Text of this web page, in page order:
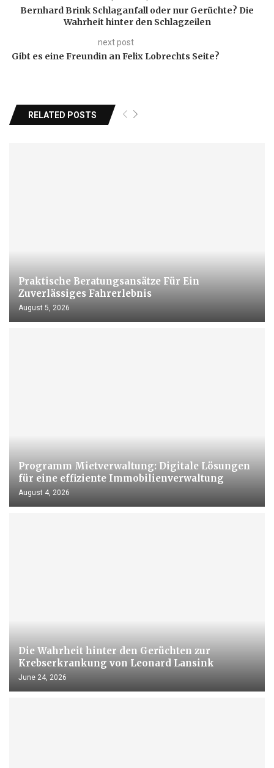
Bernhard Brink Schlaganfall oder nur Gerüchte? Die
Wahrheit hinter den Schlagzeilen
next post
Gibt es eine Freundin an Felix Lobrechts Seite?
RELATED POSTS
Praktische Beratungsansätze Für Ein
Zuverlässiges Fahrerlebnis
August 5, 2026
Programm Mietverwaltung: Digitale Lösungen
für eine effiziente Immobilienverwaltung
August 4, 2026
Die Wahrheit hinter den Gerüchten zur
Krebserkrankung von Leonard Lansink
June 24, 2026